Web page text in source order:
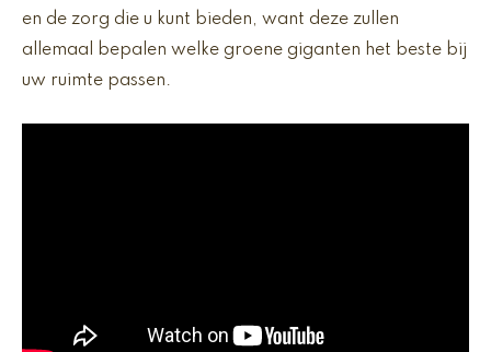
en de zorg die u kunt bieden, want deze zullen
allemaal bepalen welke groene giganten het beste bij
uw ruimte passen.